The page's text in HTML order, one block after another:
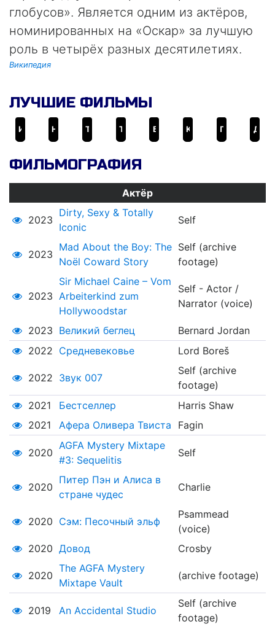
глобусов». Является одним из актёров,
номинированных на «Оскар» за лучшую
роль в четырёх разных десятилетиях.
Википедия
ЛУЧШИЕ ФИЛЬМЫ
ФИЛЬМОГРАФИЯ
Актёр
2023
Dirty, Sexy & Totally
Iconic
Self
2023
Mad About the Boy: The
Noël Coward Story
Self (archive
footage)
2023
Sir Michael Caine – Vom
Arbeiterkind zum
Hollywoodstar
Self - Actor /
Narrator (voice)
2023 Великий беглец
Bernard Jordan
2022 Средневековье Lord Boreš
2022 Звук 007
Self (archive
footage)
2021
Бестселлер
Harris Shaw
2021
Афера Оливера Твиста Fagin
2020
AGFA Mystery Mixtape
#3: Sequelitis
Self
2020
Питер Пэн и Алиса в
стране чудес
Charlie
2020 Сэм: Песочный эльф
Psammead
(voice)
2020 Довод Crosby
2020
The AGFA Mystery
Mixtape Vault
(archive footage)
2019 An Accidental Studio
Self (archive
footage)